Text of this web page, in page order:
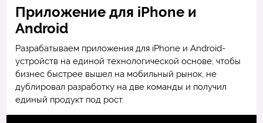
Приложение для iPhone и
Android
Разрабатываем приложения для iPhone и Android-
устройств на единой технологической основе, чтобы
бизнес быстрее вышел на мобильный рынок, не
дублировал разработку на две команды и получил
единый продукт под рост.